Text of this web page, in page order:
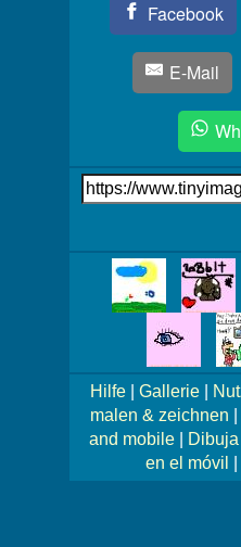
Facebook
E-Mail
Link
auf's
Mehr
Bilder!
Hilfe| Gallerie|
malen & zeichnen
and mobile|
en el móvil